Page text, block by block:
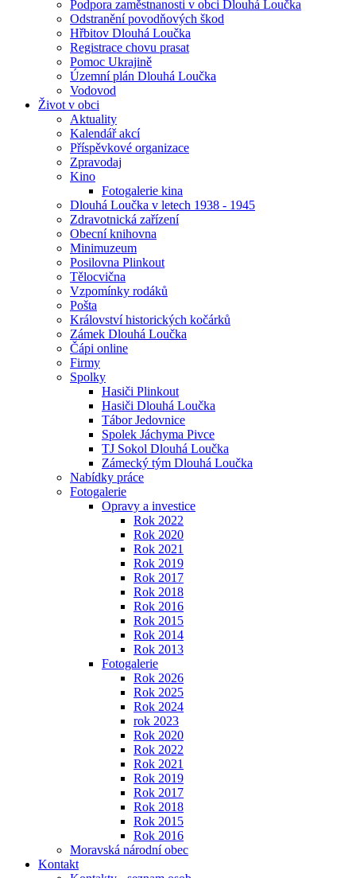
Podpora zaměstnanosti v obci Dlouhá Loučka
Odstranění povodňových škod
Hřbitov Dlouhá Loučka
Registrace chovu prasat
Pomoc Ukrajině
Územní plán Dlouhá Loučka
Vodovod
Život v obci
Aktuality
Kalendář akcí
Příspěvkové organizace
Zpravodaj
Kino
Fotogalerie kina
Dlouhá Loučka v letech 1938 - 1945
Zdravotnická zařízení
Obecní knihovna
Minimuzeum
Posilovna Plinkout
Tělocvična
Vzpomínky rodáků
Pošta
Království historických kočárků
Zámek Dlouhá Loučka
Čápi online
Firmy
Spolky
Hasiči Plinkout
Hasiči Dlouhá Loučka
Tábor Jedovnice
Spolek Jáchyma Pivce
TJ Sokol Dlouhá Loučka
Zámecký tým Dlouhá Loučka
Nabídky práce
Fotogalerie
Opravy a investice
Rok 2022
Rok 2020
Rok 2021
Rok 2019
Rok 2017
Rok 2018
Rok 2016
Rok 2015
Rok 2014
Rok 2013
Fotogalerie
Rok 2026
Rok 2025
Rok 2024
rok 2023
Rok 2020
Rok 2022
Rok 2021
Rok 2019
Rok 2017
Rok 2018
Rok 2015
Rok 2016
Moravská národní obec
Kontakt